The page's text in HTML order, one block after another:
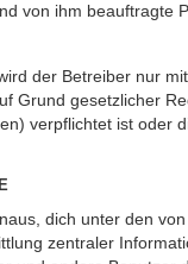
von ihm beauftragte
der Betreiber nur
Grund gesetzlicher
verpflichtet ist oder
dich unter den
zentraler